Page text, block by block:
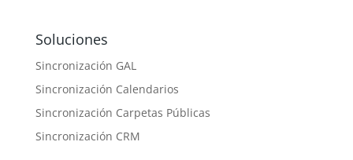
Soluciones
Sincronización GAL
Sincronización Calendarios
Sincronización Carpetas Públicas
Sincronización CRM